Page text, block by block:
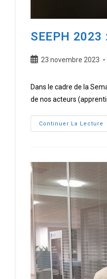
SEEPH
Publication
23 novembre 2023
Dans le cadre de la
de nos acteurs
Continuer La Lecture